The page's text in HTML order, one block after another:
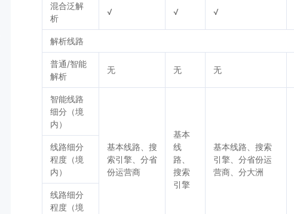
混合泛解
析
√ √ √
解析线路
普通/智能
解析
无 无 无
智能线路
细分（境
内）
基本线路、搜
索引擎、分省
份运营商
基本
线
路、
搜索
引擎
基本线路、搜索
引擎、分省份运
营商、分大洲
线路细分
程度（境
内）
线路细分
程度（境